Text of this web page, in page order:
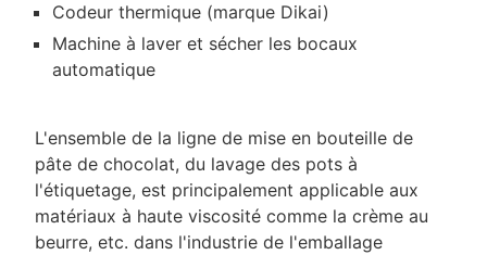
Codeur thermique (marque Dikai)
Machine à laver et sécher les bocaux
automatique
L'ensemble de la ligne de mise en bouteille de
pâte de chocolat, du lavage des pots à
l'étiquetage, est principalement applicable aux
matériaux à haute viscosité comme la crème au
beurre, etc. dans l'industrie de l'emballage